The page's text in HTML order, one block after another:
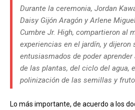
Durante la ceremonia, Jordan
Daisy Gijón Aragón y Arlene
Cumbre Jr. High, compartieron al
experiencias en el jardín, y dijeron
entusiasmados de poder
de las plantas, del ciclo del agua,
polinización de las semillas y
Lo más importante, de acuerdo a los